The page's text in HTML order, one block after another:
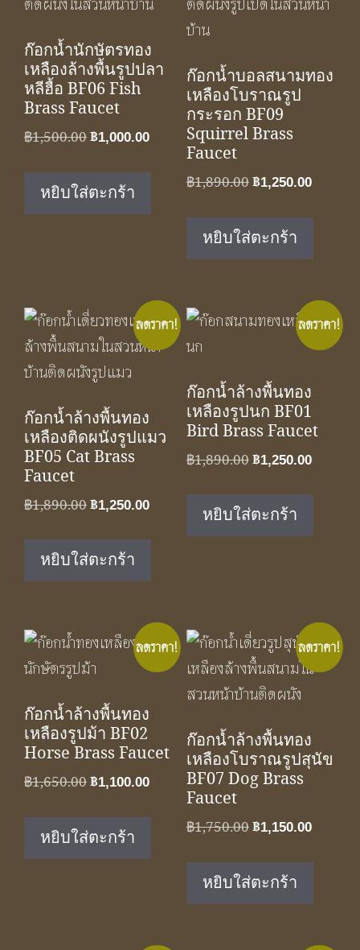
ก๊อกน้ำนักษัตรทอง
เหลืองล้างพื้นรูปปลา
หลีฮื้อ BF06 Fish
Brass Faucet
฿1,500.00Original
฿1,500.00.
฿1,000.00Current
หยิบใส่ตะกร้า
ก๊อกน้ำบอลสนามทอง
เหลืองโบราณรูป
กระรอก BF09
Squirrel Brass
Faucet
฿1,890.00Original
฿1,890.00.
฿1,250.00
หยิบใส่ตะกร้า
ลดราคา!
ก๊อกน้ำล้างพื้นทอง
เหลืองติดผนังรูปแมว
BF05 Cat Brass
Faucet
฿1,890.00Original
฿1,890.00.
฿1,250.00Current
หยิบใส่ตะกร้า
ลดราคา!
ก๊อกน้ำล้างพื้นทอง
เหลืองรูปนก BF01
Bird Brass Faucet
฿1,890.00Original
฿1,890.00.
฿1,250.00
หยิบใส่ตะกร้า
ลดราคา!
ก๊อกน้ำล้างพื้นทอง
เหลืองรูปม้า BF02
Horse Brass Faucet
฿1,650.00Original
฿1,650.00.
฿1,100.00Current
หยิบใส่ตะกร้า
ลดราคา!
ก๊อกน้ำล้างพื้นทอง
เหลืองโบราณรูปสุนัข
BF07 Dog Brass
Faucet
฿1,750.00Original
฿1,750.00.
฿1,150.00
หยิบใส่ตะกร้า